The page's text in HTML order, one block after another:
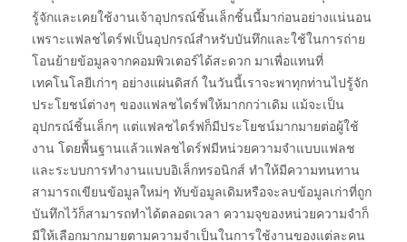
รู้จักและเคยใช้งานเจ้าอุปกรณ์ชิ้นเล็กชิ้นนี้มาก่อนอย่างแน่นอน
เพราะแฟลชไดร์ฟเป็นอุปกรณ์สำหรับบันทึกและใช้ในการถ่าย
โอนย้ายข้อมูลจากคอมพิวเตอร์ได้สะดวก มาเพื่อแทนที่
เทคโนโลยีเก่าๆ อย่างแผ่นดิสก์ ในวันนี้เราจะพาทุกท่านไปรู้จัก
ประโยชน์ต่างๆ ของแฟลชไดร์ฟให้มากกว่าเดิม แม้จะเป็น
อุปกรณ์ชิ้นเล็กๆ แต่แฟลชไดร์ฟก็มีประโยชน์มากมายต่อผู้ใช้
งาน โดยพื้นฐานแล้วแฟลชไดร์ฟมีหน่วยความจำแบบแฟลช
และระบบการทำงานแบบอิเล็กทรอนิกส์ ทำให้มีความทนทาน
สามารถเขียนข้อมูลใหม่ๆ ทับข้อมูลเดิมหรือจะลบข้อมูลเก่าที่ถูก
บันทึกไว้ก็สามารถทำได้ตลอดเวลา ความจุของหน่วยความจำก็
มีให้เลือกมากมายตามความจำเป็นในการใช้งานของแต่ละคน